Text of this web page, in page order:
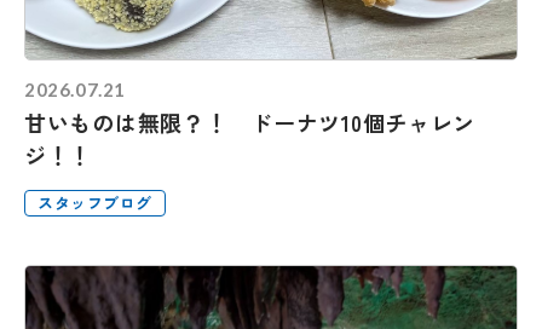
2026.07.21
甘いものは無限？！ ドーナツ10個チャレン
ジ！！
スタッフブログ